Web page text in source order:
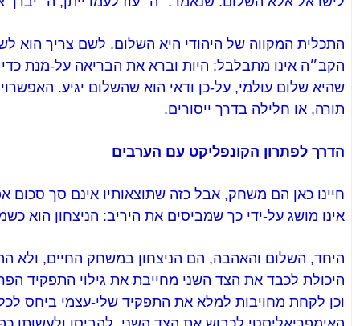
התכלית המקווה של היהודי היא השלום. לשם צריך הוא
הקב״ה אינו מתבלבל: היות וברא את הבריאה על-מנת
שהיא שלום עולמי, על-כן ודאי הוא שהשלום יגיע.
תורה, או חלילה בדרך ייסורים.
הדרך לפתרון הקונפליקט עם הערבים
חיינו כאן הם משחק, אבל כזה שתוצאותיו אינם סך סכום
אינו מושג על-ידי כך שמביסים את היריב: הניצחון הוא
היחד, השלום והאהבה, הם הניצחון במשחק החיים, ולא
היכולת לכבד את הצד השני מחייבת את גילוי התפקיד
וכן לקחת מחויבות למלא את התפקיד שלי-עצמי ביחס